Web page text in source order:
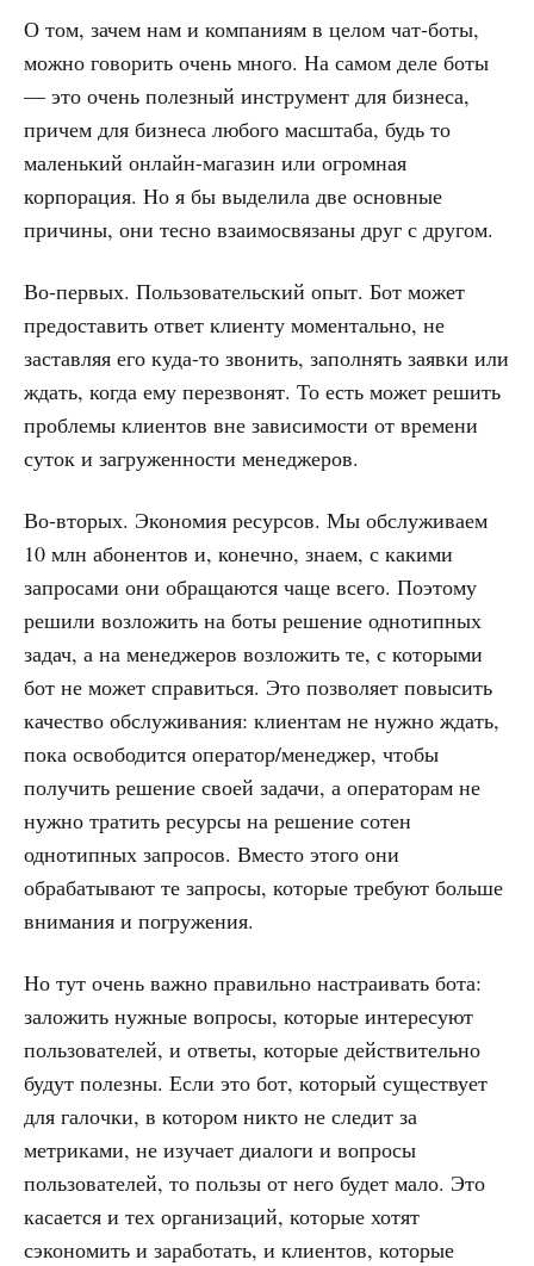
О том, зачем нам и компаниям в целом чат-боты,
можно говорить очень много. На самом деле боты
— это очень полезный инструмент для бизнеса,
причем для бизнеса любого масштаба, будь то
маленький онлайн-магазин или огромная
корпорация. Но я бы выделила две основные
причины, они тесно взаимосвязаны друг с другом.
Во-первых. Пользовательский опыт. Бот может
предоставить ответ клиенту моментально, не
заставляя его куда-то звонить, заполнять заявки или
ждать, когда ему перезвонят. То есть может решить
проблемы клиентов вне зависимости от времени
суток и загруженности менеджеров.
Во-вторых. Экономия ресурсов. Мы обслуживаем
10 млн абонентов и, конечно, знаем, с какими
запросами они обращаются чаще всего. Поэтому
решили возложить на боты решение однотипных
задач, а на менеджеров возложить те, с которыми
бот не может справиться. Это позволяет повысить
качество обслуживания: клиентам не нужно ждать,
пока освободится оператор/менеджер, чтобы
получить решение своей задачи, а операторам не
нужно тратить ресурсы на решение сотен
однотипных запросов. Вместо этого они
обрабатывают те запросы, которые требуют больше
внимания и погружения.
Но тут очень важно правильно настраивать бота:
заложить нужные вопросы, которые интересуют
пользователей, и ответы, которые действительно
будут полезны. Если это бот, который существует
для галочки, в котором никто не следит за
метриками, не изучает диалоги и вопросы
пользователей, то пользы от него будет мало. Это
касается и тех организаций, которые хотят
сэкономить и заработать, и клиентов, которые